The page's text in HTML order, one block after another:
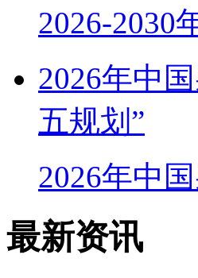
2026-2030
2026年中
五规划”
2026年中
最新资讯